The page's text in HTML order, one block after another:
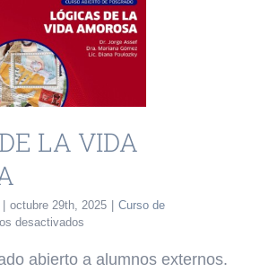
LA VIDA
octubre 29th, 2025
Curso de
desactivados
DE
abierto a alumnos externos.